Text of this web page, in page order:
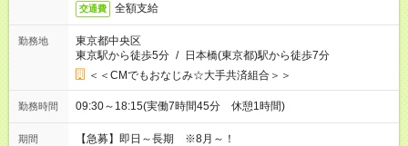
交通費 全額支給
勤務地
東京都中央区
東京駅から徒歩5分 / 日本橋(東京都)駅から徒歩7分
＜＜CMでもおなじみ☆大手共済組合＞＞
勤務時間 09:30～18:15(実働7時間45分 休憩1時間)
期間 【急募】即日～長期 ※8月～！